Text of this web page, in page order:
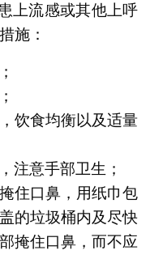
上流感或其他上呼
施：
饮食均衡以及适量
注意手部卫生；
住口鼻，用纸巾包
的垃圾桶内及尽快
掩住口鼻，而不应